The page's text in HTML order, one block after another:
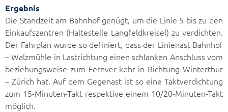
Ergebnis
Die Standzeit am Bahnhof genügt, um die Linie 5 bis zu den
Einkaufszentren (Haltestelle Langfeldkreisel) zu verdichten.
Der Fahrplan wurde so definiert, dass der Linienast Bahnhof
– Walzmühle in Lastrichtung einen schlanken Anschluss vom
beziehungsweise zum Fernver-kehr in Richtung Winterthur
– Zürich hat. Auf dem Gegenast ist so eine Taktverdichtung
zum 15-Minuten-Takt respektive einem 10/20-Minuten-Takt
möglich.